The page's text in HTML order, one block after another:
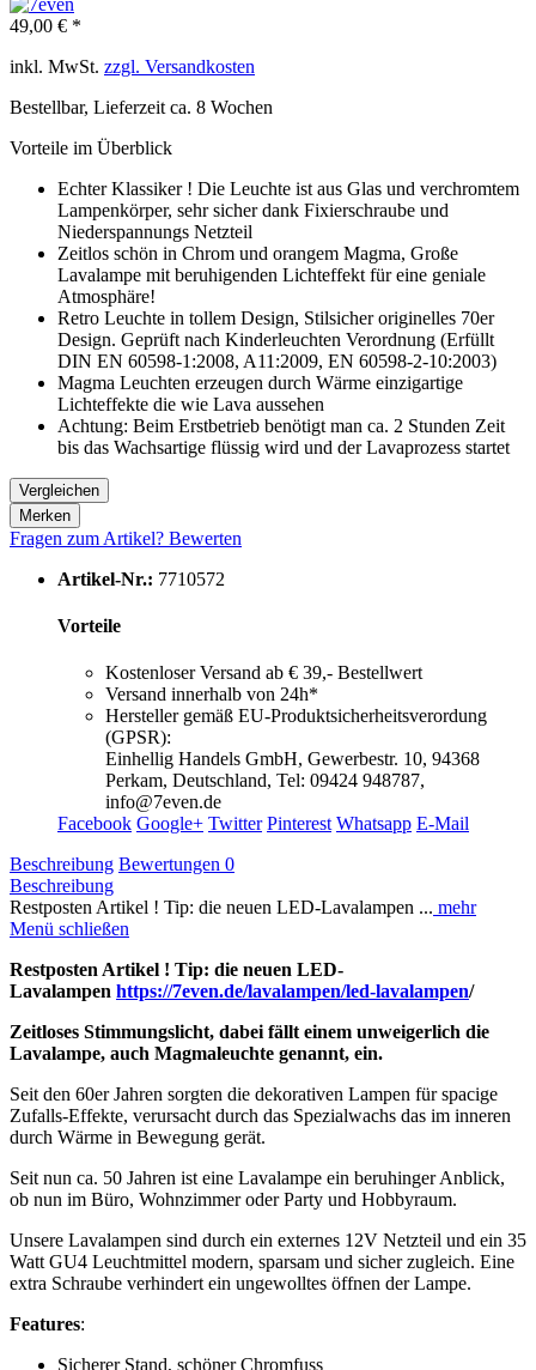
49,00 € *
inkl. MwSt. zzgl. Versandkosten
Bestellbar, Lieferzeit ca. 8 Wochen
Vorteile im Überblick
Echter Klassiker ! Die Leuchte ist aus Glas und verchromtem
Lampenkörper, sehr sicher dank Fixierschraube und
Niederspannungs Netzteil
Zeitlos schön in Chrom und orangem Magma, Große
Lavalampe mit beruhigenden Lichteffekt für eine geniale
Atmosphäre!
Retro Leuchte in tollem Design, Stilsicher originelles 70er
Design. Geprüft nach Kinderleuchten Verordnung (Erfüllt
DIN EN 60598-1:2008, A11:2009, EN 60598-2-10:2003)
Magma Leuchten erzeugen durch Wärme einzigartige
Lichteffekte die wie Lava aussehen
Achtung: Beim Erstbetrieb benötigt man ca. 2 Stunden Zeit
bis das Wachsartige flüssig wird und der Lavaprozess startet
Vergleichen
Merken
Fragen zum Artikel? Bewerten
Artikel-Nr.: 7710572
Vorteile
Kostenloser Versand ab € 39,- Bestellwert
Versand innerhalb von 24h*
Hersteller gemäß EU-Produktsicherheitsverordung
(GPSR):
Einhellig Handels GmbH, Gewerbestr. 10, 94368
Perkam, Deutschland, Tel: 09424 948787,
info@7even.de
Facebook Google+ Twitter Pinterest Whatsapp E-Mail
Beschreibung Bewertungen 0
Beschreibung
Restposten Artikel ! Tip: die neuen LED-Lavalampen ... mehr
Menü schließen
Restposten Artikel ! Tip: die neuen LED-
Lavalampen https://7even.de/lavalampen/led-lavalampen/
Zeitloses Stimmungslicht, dabei fällt einem unweigerlich die
Lavalampe, auch Magmaleuchte genannt, ein.
Seit den 60er Jahren sorgten die dekorativen Lampen für spacige
Zufalls-Effekte, verursacht durch das Spezialwachs das im inneren
durch Wärme in Bewegung gerät.
Seit nun ca. 50 Jahren ist eine Lavalampe ein beruhinger Anblick,
ob nun im Büro, Wohnzimmer oder Party und Hobbyraum.
Unsere Lavalampen sind durch ein externes 12V Netzteil und ein 35
Watt GU4 Leuchtmittel modern, sparsam und sicher zugleich. Eine
extra Schraube verhindert ein ungewolltes öffnen der Lampe.
Features:
Sicherer Stand, schöner Chromfuss